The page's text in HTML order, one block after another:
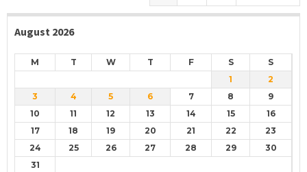
August 2026
M T W T F S S
1
2
3
4 5 6 7 8
9
10
11 12 13 14 15
16
17
18 19 20 21 22
23
24
25 26 27 28 29
30
31